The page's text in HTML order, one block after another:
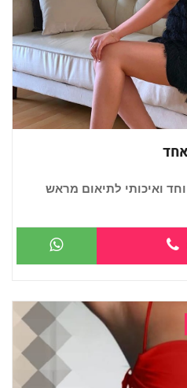
ואיכותי לתיאום מראש